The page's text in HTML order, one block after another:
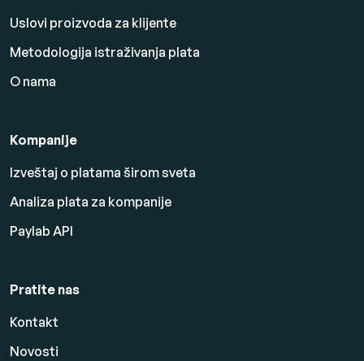
Uslovi proizvoda za klijente
Metodologija istraživanja plata
O nama
Kompanije
Izveštaj o platama širom sveta
Analiza plata za kompanije
Paylab API
Pratite nas
Kontakt
Novosti